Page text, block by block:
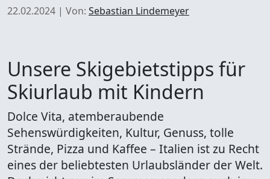
22.02.2024 | Von: Sebastian Lindemeyer
Unsere Skigebietstipps für
Skiurlaub mit Kindern
Dolce Vita, atemberaubende
Sehenswürdigkeiten, Kultur, Genuss, tolle
Strände, Pizza und Kaffee – Italien ist zu Recht
eines der beliebtesten Urlaubsländer der Welt.